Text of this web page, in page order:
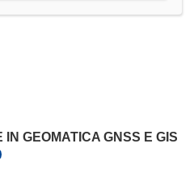
GEOMATICA GNSS E GIS